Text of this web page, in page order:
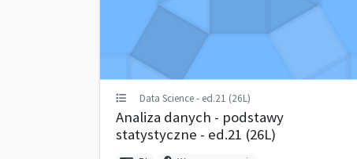
Data Science - ed.21 (26L)
Analiza danych - podstawy
statystyczne - ed.21 (26L)